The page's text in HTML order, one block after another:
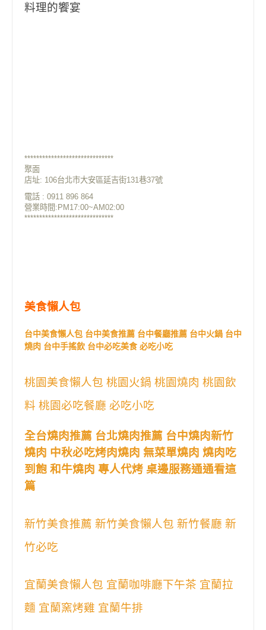
料理的饗宴
******************************
聚面
店址: 106台北市大安區延吉街131巷37號
電話 : 0911 896 864
營業時間:PM17:00~AM02:00
******************************
美食懶人包
台中美食懶人包 台中美食推薦 台中餐廳推薦 台中火鍋 台中
燒肉 台中手搖飲 台中必吃美食 必吃小吃
桃園美食懶人包 桃園火鍋 桃園燒肉 桃園飲
料 桃園必吃餐廳 必吃小吃
全台燒肉推薦 台北燒肉推薦 台中燒肉新竹
燒肉 中秋必吃烤肉燒肉 無菜單燒肉 燒肉吃
到飽 和牛燒肉 專人代烤 桌邊服務通通看這
篇
新竹美食推薦 新竹美食懶人包 新竹餐廳 新
竹必吃
宜蘭美食懶人包 宜蘭咖啡廳下午茶 宜蘭拉
麵 宜蘭窯烤雞 宜蘭牛排